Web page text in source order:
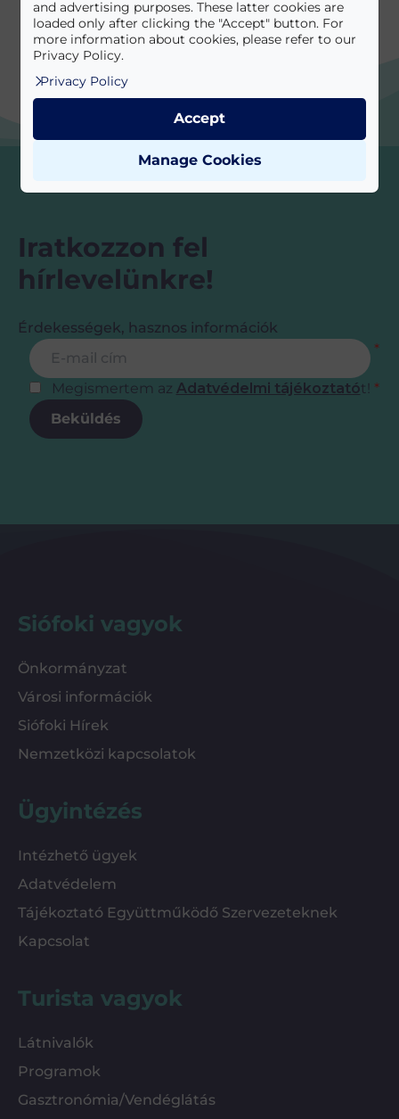
Iratkozzon fel
hírlevelünkre!
Érdekességek, hasznos információk
Feliratkozás
E-mail cím *
*
Megismertem az Adatvédelmi tájékoztatót!
Beküldés
Siófoki vagyok
Önkormányzat
Városi információk
Siófoki Hírek
Nemzetközi kapcsolatok
Ügyintézés
Intézhető ügyek
Adatvédelem
Tájékoztató Együttműködő Szervezeteknek
Kapcsolat
Turista vagyok
Látnivalók
Programok
Gasztronómia/Vendéglátás
and advertising purposes. These latter cookies are
loaded only after clicking the "Accept" button. For
more information about cookies, please refer to our
Privacy Policy.
Privacy Policy
Manage Cookies
Accept